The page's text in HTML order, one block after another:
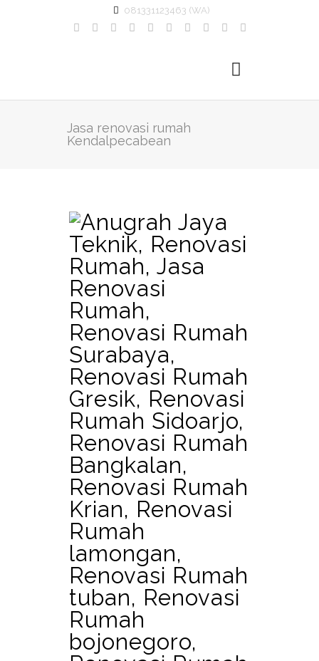
081331123463 (WA)
Jasa renovasi rumah
Kendalpecabean